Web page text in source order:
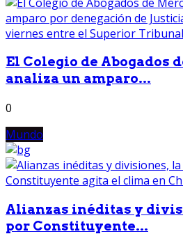
El Colegio de Abogados
analiza un amparo...
0
Mundo
Alianzas inéditas y
por Constituyente...